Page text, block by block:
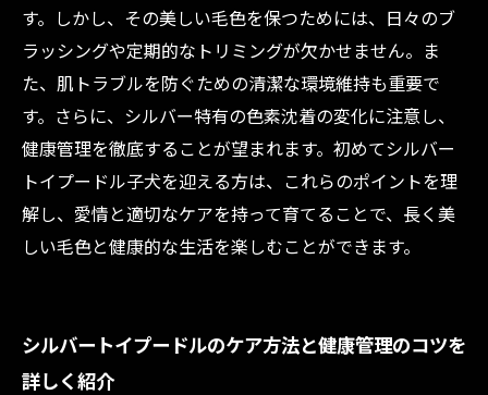
す。しかし、その美しい毛色を保つためには、日々のブ
ラッシングや定期的なトリミングが欠かせません。ま
た、肌トラブルを防ぐための清潔な環境維持も重要で
す。さらに、シルバー特有の色素沈着の変化に注意し、
健康管理を徹底することが望まれます。初めてシルバー
トイプードル子犬を迎える方は、これらのポイントを理
解し、愛情と適切なケアを持って育てることで、長く美
しい毛色と健康的な生活を楽しむことができます。
シルバートイプードルのケア方法と健康管理のコツを
詳しく紹介